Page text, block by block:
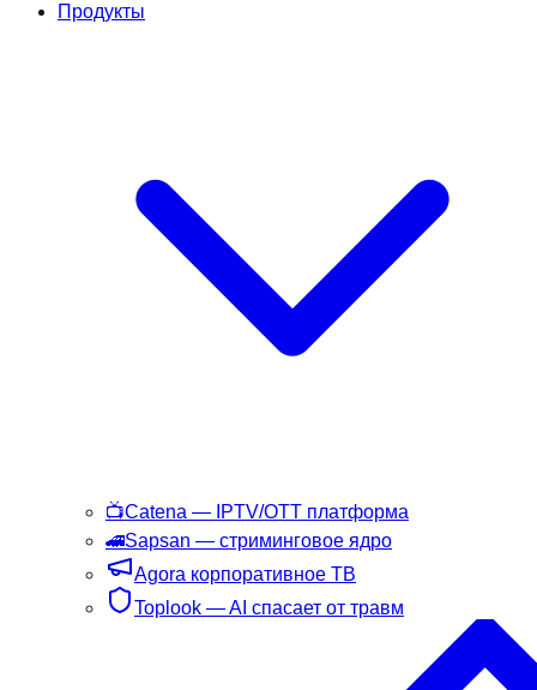
Продукты
📺Catena — IPTV/OTT платформа
🚄Sapsan — стриминговое ядро
Agora корпоративное ТВ
Toplook — AI спасает от травм